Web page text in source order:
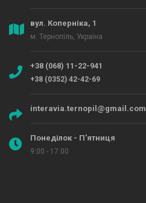
вул. Коперніка, 1
м. Тернопіль, Україна
+38 (068) 11-22-941
+38 (0352) 42-42-69
interavia.ternopil@gmail.com
Понеділок - П'ятниця
9:00 - 17:00